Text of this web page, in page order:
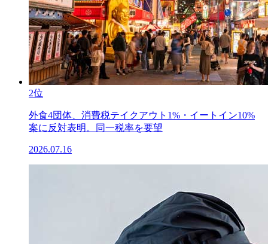
2位
外食4団体、消費税テイクアウト1%・イートイン10%
案に反対表明。同一税率を要望
2026.07.16